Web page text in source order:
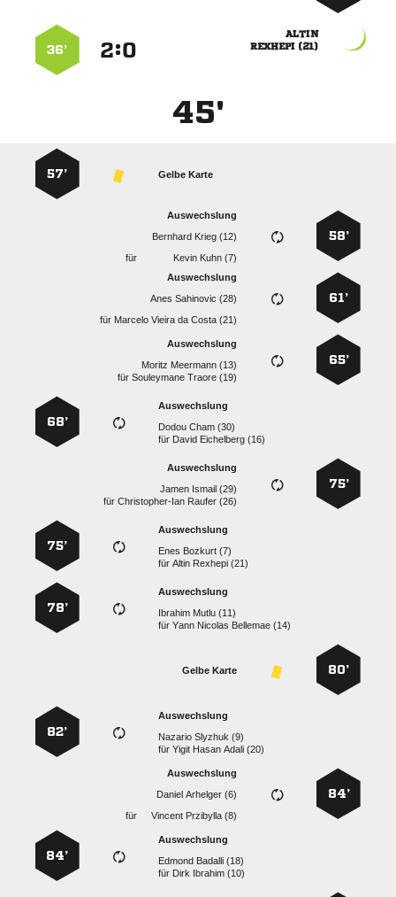

 
:
36’
45'
Gelbe Karte
57’
58’
Auswechslung
  
für
  
61’
Auswechslung
  
für     
65’
Auswechslung
  
für  
Auswechslung
  
für   
68’
75’
Auswechslung
  
für  
Auswechslung
  
für  
75’
Auswechslung
  
für   
78’
80’
Gelbe Karte
Auswechslung
  
für   
82’
84’
Auswechslung
  
für
  
Auswechslung
  
für   
84’